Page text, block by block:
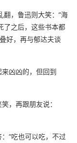
，鲁迅则大笑：“海
了之后，这些书本都
好，再与郁达夫谈
凶凶的，但回到
，再跟朋友说：
“吃也可以吃，不过